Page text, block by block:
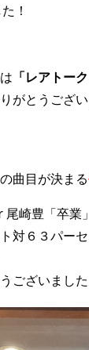
！
「レアトーク
がとうござい
曲目が決まる
崎豊「卒業
対６３パー
ございました